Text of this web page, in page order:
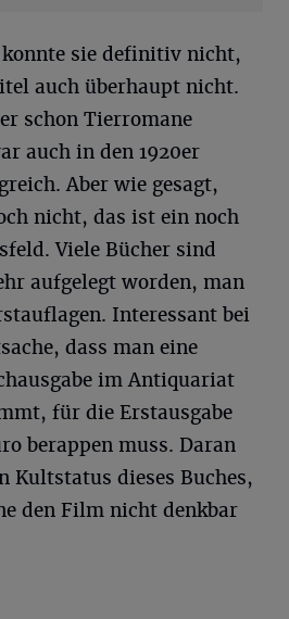
konnte sie definitiv nicht,
auch überhaupt nicht.
schon Tierromane
auch in den 1920er
Aber wie gesagt,
nicht, das ist ein noch
Viele Bücher sind
aufgelegt worden, man
Interessant bei
dass man eine
im Antiquariat
für die Erstausgabe
berappen muss. Daran
Kultstatus dieses Buches,
den Film nicht denkbar